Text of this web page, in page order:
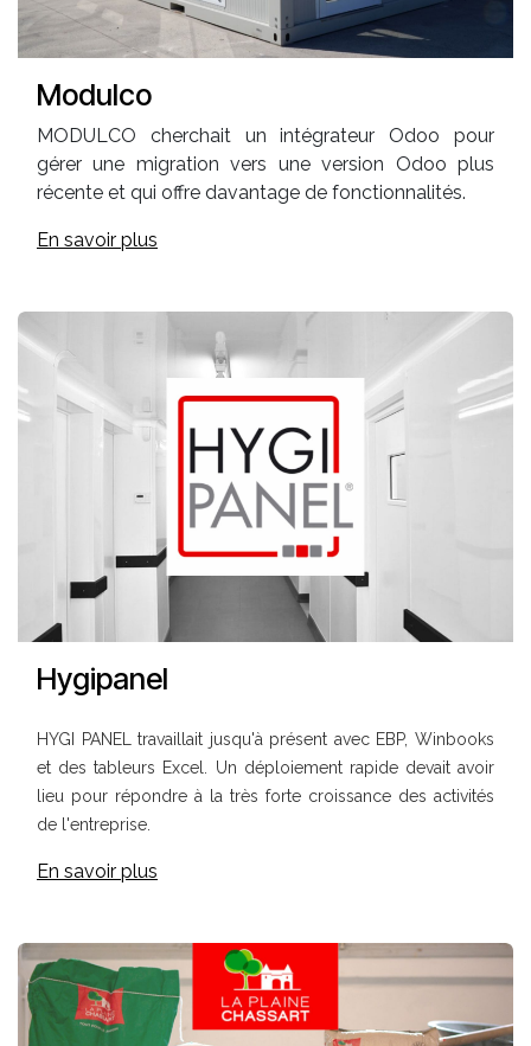
Modulco
MODULCO cherchait un intégrateur Odoo pour
gérer une migration vers une version Odoo plus
récente et qui offre davantage de fonctionnalités.
En savoir plus
Hygipanel
HYGI PANEL travaillait jusqu'à présent avec EBP, Winbooks
et des tableurs Excel. Un déploiement rapide devait avoir
lieu pour répondre à la très forte croissance des activités
de l'entreprise.
En savoir plus